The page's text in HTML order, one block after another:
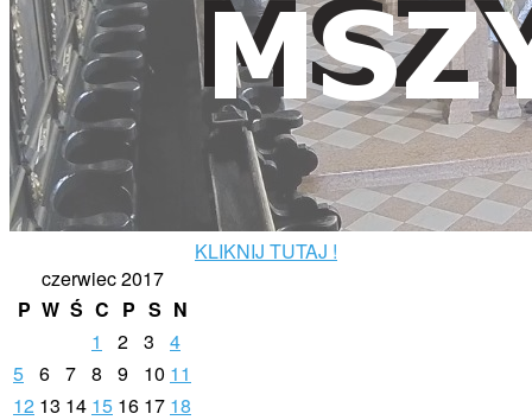
KLIKNIJ TUTAJ !
czerwiec 2017
P W Ś C P S N
1
2 3
4
5 6 7 8 9 10 11
12 13 14 15 16 17 18